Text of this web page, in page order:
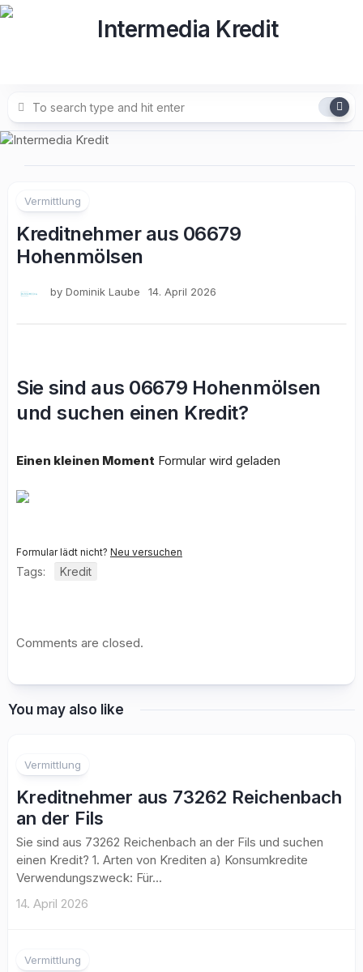
Skip
Vermittlung
Kreditnehmer aus 06679
Hohenmölsen
by Dominik Laube 14. April 2026
Sie sind aus 06679 Hohenmölsen
und suchen einen Kredit?
Einen kleinen Moment Formular wird geladen
Formular lädt nicht? Neu versuchen
Tags: Kredit
Comments are closed.
You may also like
Vermittlung
Kreditnehmer aus 73262 Reichenbach
an der Fils
Sie sind aus 73262 Reichenbach an der Fils und suchen
einen Kredit? 1. Arten von Krediten a) Konsumkredite
Verwendungszweck: Für...
14. April 2026
Vermittlung